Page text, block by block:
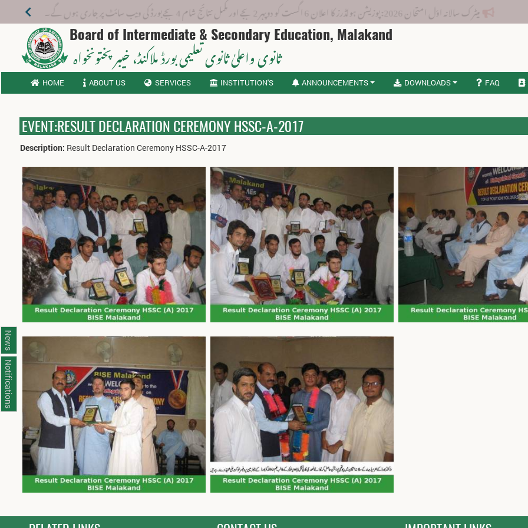
اوّل امتحان 2026: پوزیشن ہولڈرز کا اعلان 6 اگست کو دوپہر 2 بجے اور مکمل نتائج شام 4 بجے بورڈ کی ویب سائٹ پر جاری ہوں گے۔
Board of Intermediate & Secondary Education, Malakand
ثانوی واعلیٰ ثانوی تعلیمی بورڈ ملاکنڈ، خیبر پختونخواہ
HOME ABOUT US SERVICES INSTITUTION'S ANNOUNCEMENTS DOWNLOADS FAQ
EVENT:RESULT DECLARATION CEREMONY HSSC-A-2017
Description: Result Declaration Ceremony HSSC-A-2017
News
Notifications